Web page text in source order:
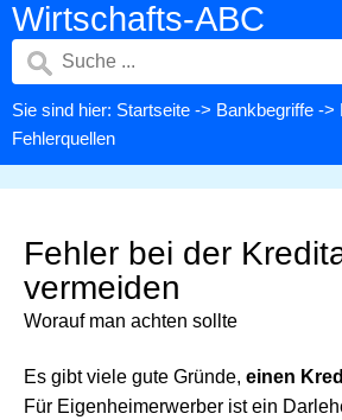
Wirtschafts-ABC
Sie sind hier: Startseite -> Bankbegriffe ->
Fehlerquellen
Fehler bei der
vermeiden
Worauf man achten sollte
Es gibt viele gute Gründe, einen
Für Eigenheimerwerber ist ein